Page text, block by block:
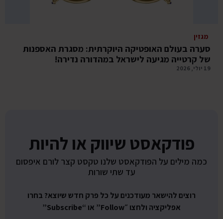
מגזין
סערה בעולם האופטיקה היוקרתית: מסגרת האספנות
של קרטייה מגיעה לישראל במהדורה נדירה!
19 יולי, 2026
פודקאסט שיווק או להיות
כמה מילים על הפודקאסט שלנו טקסט קצר לורם איפסום
עד שתי שורות
רוצים להישאר מעודכנים על כל פרק חדש שיוצא? בחרו
אפליקציה ולחצו ״Follow” או “Subscribe”